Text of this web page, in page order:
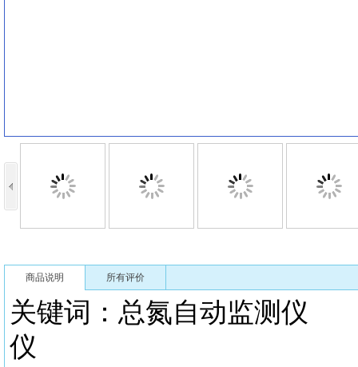
商品说明 所有评价
关键词： 总氮自动监测仪
仪